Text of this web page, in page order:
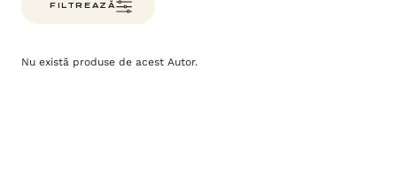
FILTREAZĂ
Nu există produse de acest Autor.